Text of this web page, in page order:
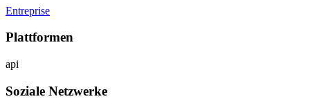
Entreprise
Plattformen
api
Soziale Netzwerke